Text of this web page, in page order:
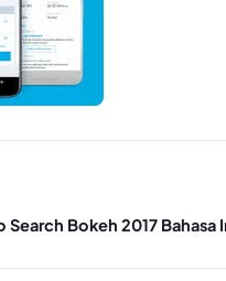
Search Bokeh 2017 Bahasa